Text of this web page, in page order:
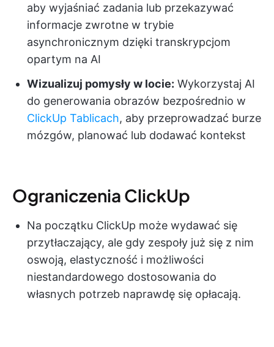
aby wyjaśniać zadania lub przekazywać
informacje zwrotne w trybie
asynchronicznym dzięki transkrypcjom
opartym na AI
Wizualizuj pomysły w locie: Wykorzystaj AI
do generowania obrazów bezpośrednio w
ClickUp Tablicach, aby przeprowadzać burze
mózgów, planować lub dodawać kontekst
Ograniczenia ClickUp
Na początku ClickUp może wydawać się
przytłaczający, ale gdy zespoły już się z nim
oswoją, elastyczność i możliwości
niestandardowego dostosowania do
własnych potrzeb naprawdę się opłacają.